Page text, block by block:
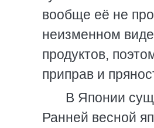
вообще её не
неизменном
продуктов,
приправ и
В Японии
Ранней весной